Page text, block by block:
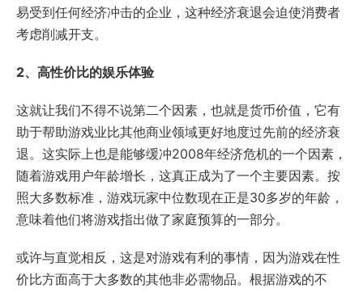
易受到任何经济冲击的企业，这种经济衰退会迫使消费者
考虑削减开支。
2、高性价比的娱乐体验
这就让我们不得不说第二个因素，也就是货币价值，它有
助于帮助游戏业比其他商业领域更好地度过先前的经济衰
退。这实际上也是能够缓冲2008年经济危机的一个因素，
随着游戏用户年龄增长，这真正成为了一个主要因素。按
照大多数标准，游戏玩家中位数现在正是30多岁的年龄，
意味着他们将游戏指出做了家庭预算的一部分。
或许与直觉相反，这是对游戏有利的事情，因为游戏在性
价比方面高于大多数的其他非必需物品。根据游戏的不